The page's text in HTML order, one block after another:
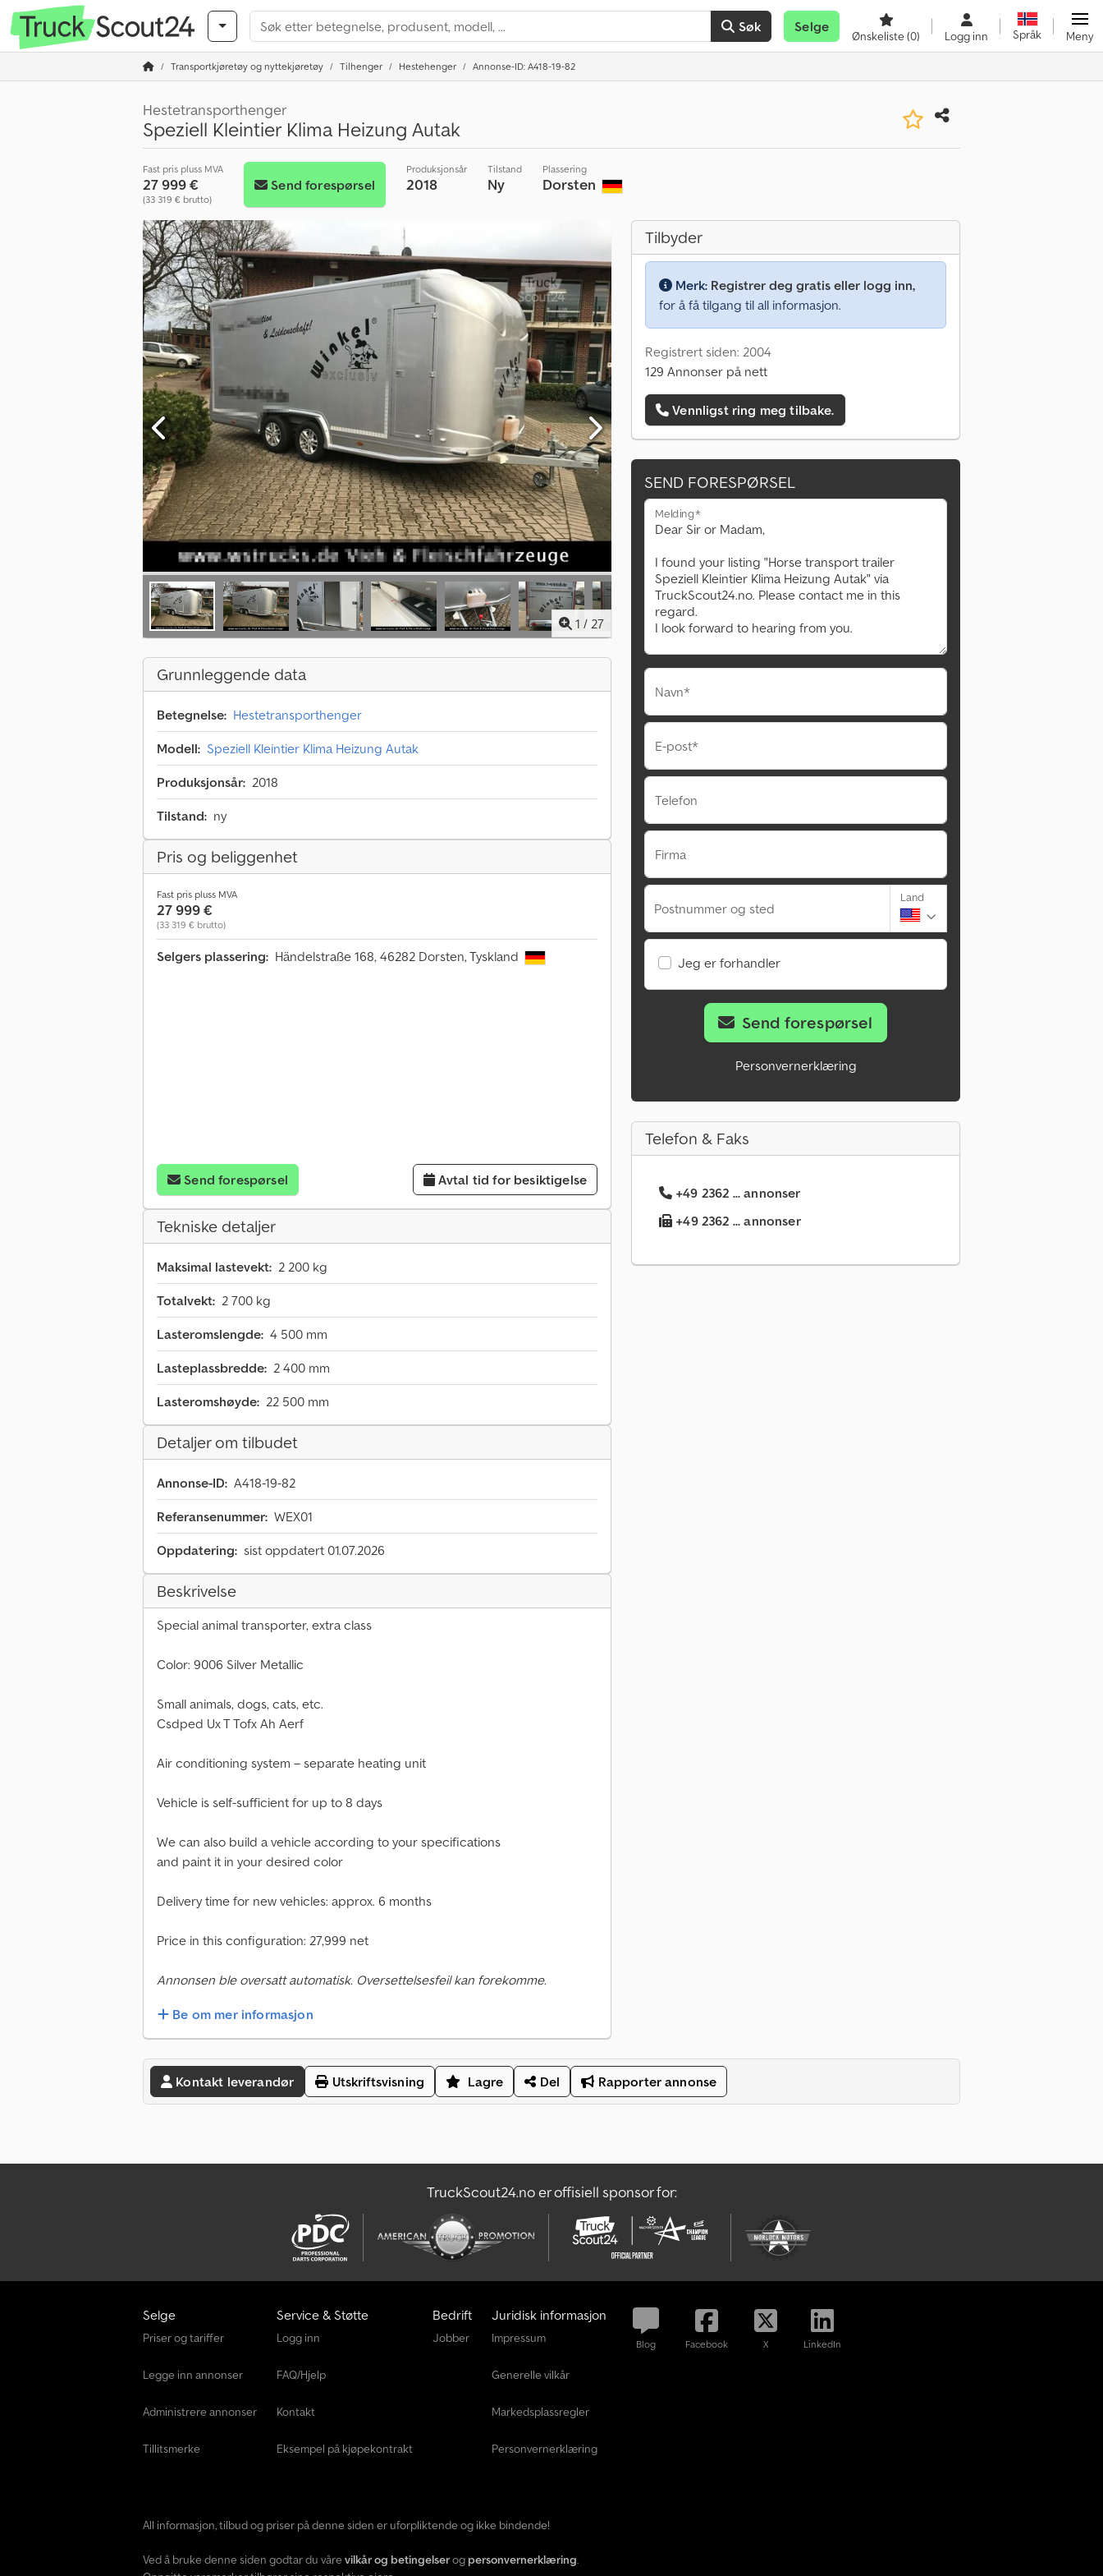
Søk Selge
Ønskeliste(0) Logg inn Språk Meny
Transportkjøretøy og nyttekjøretøy Tilhenger Hestehenger Annonse-ID: A418-19-82
Hestetransporthenger
Speziell Kleintier Klima Heizung Autak
Fast pris pluss MVA
27 999 €
(33 319 € brutto)
Send forespørsel
Produksjonsår
2018
Tilstand
Ny
Plassering
Dorsten
1 / 27
Grunnleggende data
Betegnelse: Hestetransporthenger
Modell: Speziell Kleintier Klima Heizung Autak
Produksjonsår: 2018
Tilstand: ny
Pris og beliggenhet
Fast pris pluss MVA
27 999 €
(33 319 € brutto)
Selgers plassering: Händelstraße 168, 46282 Dorsten, Tyskland
Send forespørsel Avtal tid for besiktigelse
Tekniske detaljer
Maksimal lastevekt: 2 200 kg
Totalvekt: 2 700 kg
Lasteromslengde: 4 500 mm
Lasteplassbredde: 2 400 mm
Lasteromshøyde: 22 500 mm
Detaljer om tilbudet
Annonse-ID: A418-19-82
Referansenummer: WEX01
Oppdatering: sist oppdatert 01.07.2026
Beskrivelse
Special animal transporter, extra class
Color: 9006 Silver Metallic
Small animals, dogs, cats, etc.
Csdped Ux T Tofx Ah Aerf
Air conditioning system – separate heating unit
Vehicle is self-sufficient for up to 8 days
We can also build a vehicle according to your specifications
and paint it in your desired color
Delivery time for new vehicles: approx. 6 months
Price in this configuration: 27,999 net
Annonsen ble oversatt automatisk. Oversettelsesfeil kan forekomme.
Be om mer informasjon
Tilbyder
Merk: Registrer deg gratis eller logg inn,
for å få tilgang til all informasjon.
Registrert siden: 2004
129 Annonser på nett
Vennligst ring meg tilbake.
SEND FORESPØRSEL
Melding*
Navn*
E-post*
Telefon
Firma
Postnummer og sted
Land
Jeg er forhandler
Send forespørsel
Personvernerklæring
Telefon & Faks
+49 2362 ... annonser
+49 2362 ... annonser
Kontakt leverandør Utskriftsvisning Lagre Del Rapporter annonse
TruckScout24.no er offisiell sponsor for:
Selge
Priser og tariffer
Legge inn annonser
Administrere annonser
Tillitsmerke
Service & Støtte
Logg inn
FAQ/Hjelp
Kontakt
Eksempel på kjøpekontrakt
Bedrift
Jobber
Juridisk informasjon
Impressum
Generelle vilkår
Markedsplassregler
Personvernerklæring
Blog Facebook X LinkedIn
All informasjon, tilbud og priser på denne siden er uforpliktende og ikke bindende!
Ved å bruke denne siden godtar du våre vilkår og betingelserog personvernerklæring.